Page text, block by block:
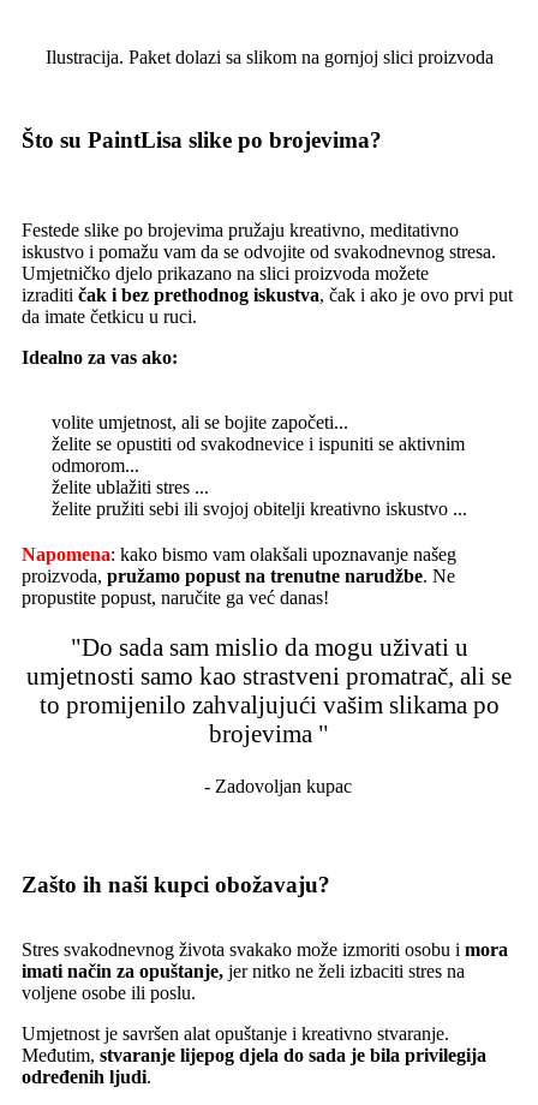
Ilustracija. Paket dolazi sa slikom na gornjoj slici proizvoda
Što su PaintLisa slike po brojevima?
Festede slike po brojevima pružaju kreativno, meditativno
iskustvo i pomažu vam da se odvojite od svakodnevnog stresa.
Umjetničko djelo prikazano na slici proizvoda možete
izraditi čak i bez prethodnog iskustva, čak i ako je ovo prvi put
da imate četkicu u ruci.
Idealno za vas ako:
volite umjetnost, ali se bojite započeti...
želite se opustiti od svakodnevice i ispuniti se aktivnim
odmorom...
želite ublažiti stres ...
želite pružiti sebi ili svojoj obitelji kreativno iskustvo ...
Napomena: kako bismo vam olakšali upoznavanje našeg
proizvoda, pružamo popust na trenutne narudžbe. Ne
propustite popust, naručite ga već danas!
"Do sada sam mislio da mogu uživati u
umjetnosti samo kao strastveni promatrač, ali se
to promijenilo zahvaljujući vašim slikama po
brojevima "
- Zadovoljan kupac
Zašto ih naši kupci obožavaju?
Stres svakodnevnog života svakako može izmoriti osobu i mora
imati način za opuštanje, jer nitko ne želi izbaciti stres na
voljene osobe ili poslu.
Umjetnost je savršen alat opuštanje i kreativno stvaranje.
Međutim, stvaranje lijepog djela do sada je bila privilegija
određenih ljudi.